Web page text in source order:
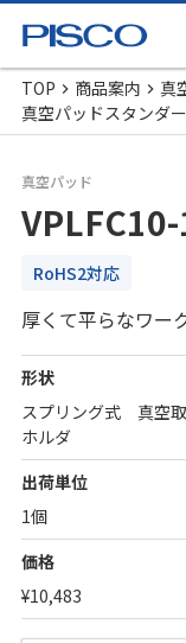
TOP 商品案内
真
真空パッドスタンダ
真空パッド
RoHS2対応
厚くて平らなワー
形状
スプリング式 真空
ホルダ
出荷単位
1個
価格
¥10,483